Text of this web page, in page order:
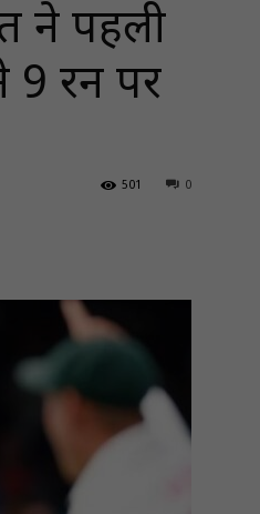
ने पहली
9 रन पर
0
501